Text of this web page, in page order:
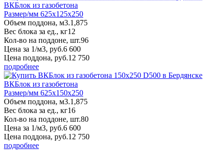
ВКБлок из газобетона
Размер/мм 625x125x250
Объем поддона, м3.1,875
Вес блока за ед., кг12
Кол-во на поддоне, шт.96
Цена за 1/м3, руб.6 600
Цена поддона, руб.12 750
подробнее
ВКБлок из газобетона
Размер/мм 625x150x250
Объем поддона, м3.1,875
Вес блока за ед., кг16
Кол-во на поддоне, шт.80
Цена за 1/м3, руб.6 600
Цена поддона, руб.12 750
подробнее